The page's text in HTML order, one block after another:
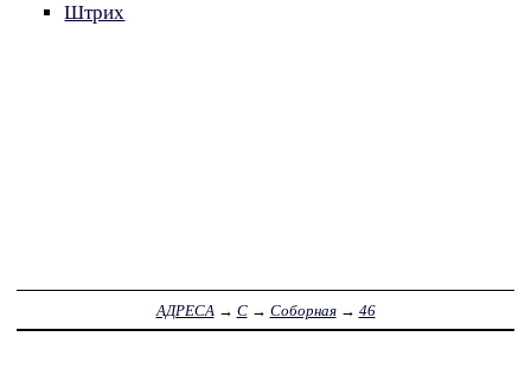
Штрих
АДРЕСА → С→ Соборная→ 46